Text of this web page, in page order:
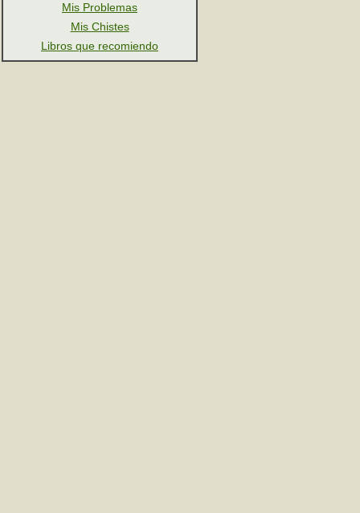
Mis Problemas
Mis Chistes
Libros que recomiendo